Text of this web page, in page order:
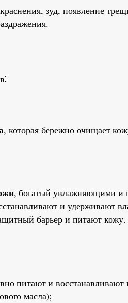
зуд, появление
, которая бережно очищает
, богатый увлажняющими и
и удерживают
барьер и питают кожу.
питают и
масла);